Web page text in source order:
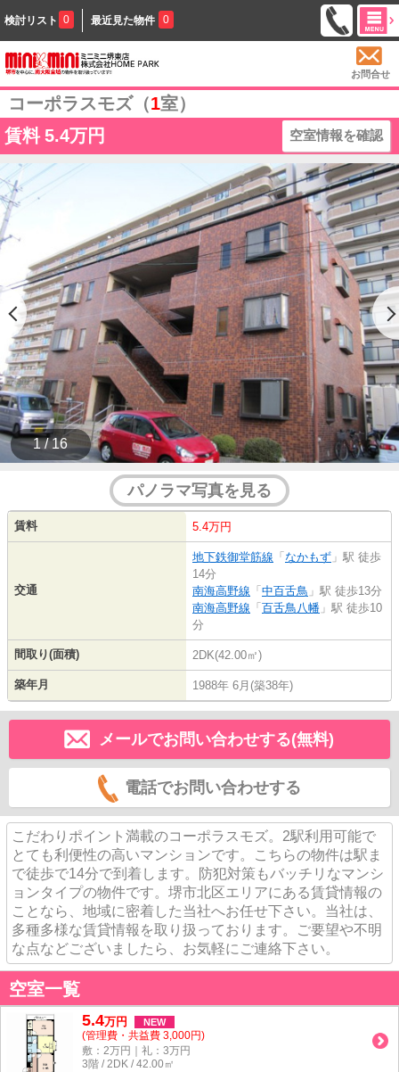
検討リスト 0 最近見た物件 0
お問合せ
コーポラスモズ（1室）
賃料 5.4万円 空室情報を確認
1 / 16
パノラマ写真を見る
賃料 5.4万円
交通
地下鉄御堂筋線 「 なかもず 」駅 徒歩
14分
南海高野線 「 中百舌鳥 」駅 徒歩13分
南海高野線 「 百舌鳥八幡 」駅 徒歩10
分
間取り(面積) 2DK(42.00㎡)
築年月 1988年 6月(築38年)
メールでお問い合わせする(無料)
電話でお問い合わせする
こだわりポイント満載のコーポラスモズ。2駅利用可能で
とても利便性の高いマンションです。こちらの物件は駅ま
で徒歩で14分で到着します。防犯対策もバッチリなマンシ
ョンタイプの物件です。堺市北区エリアにある賃貸情報の
ことなら、地域に密着した当社へお任せ下さい。当社は、
多種多様な賃貸情報を取り扱っております。ご要望や不明
な点などございましたら、お気軽にご連絡下さい。
空室一覧
5.4万円 NEW
(管理費・共益費 3,000円)
敷：2万円｜礼：3万円
3階 / 2DK / 42.00㎡